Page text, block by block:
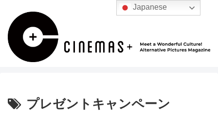
プレゼントキャンペーン
Japanese